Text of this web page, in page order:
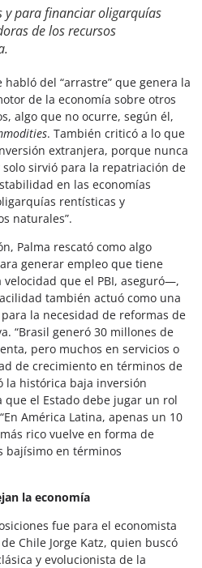
y para financiar oligarquías
de los recursos
del “arrastre” que genera la
de la economía sobre otros
algo que no ocurre, según él,
. También criticó a lo que
extranjera, porque nunca
sirvió para la repatriación de
en las economías
rentísticas y
naturales”.
Palma rescató como algo
generar empleo que tiene
que el PBI, aseguró—,
también actuó como una
la necesidad de reformas de
“Brasil generó 30 millones de
pero muchos en servicios o
de crecimiento en términos de
la histórica baja inversión
el Estado debe jugar un rol
América Latina, apenas un 10
rico vuelve en forma de
bajísimo en términos
la economía
fue para el economista
Chile Jorge Katz, quien buscó
y evolucionista de la